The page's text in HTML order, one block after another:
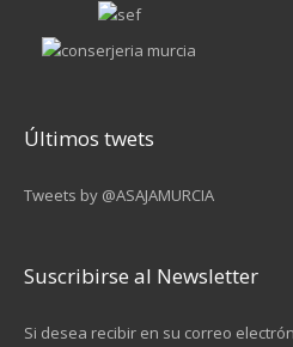
Últimos twets
Tweets by @ASAJAMURCIA
Suscribirse al Newsletter
Si desea recibir en su correo